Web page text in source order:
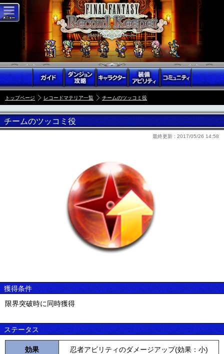
トップページ レコードマテリア一覧 チームのツッコミ役
チームのツッコミ役
最終更新 : 2017/05/26 14:58
獲得条件
限界突破時に同時獲得
ステータス
効果 忍者アビリティのダメージアップ(効果：小)